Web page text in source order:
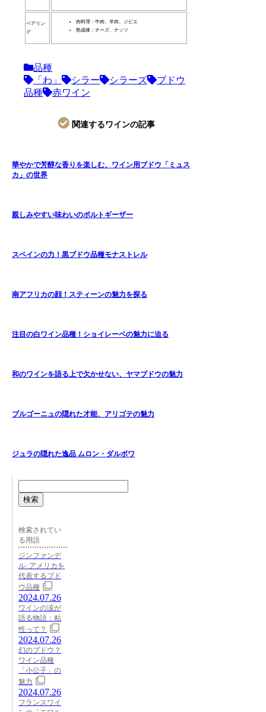
ペアリン
グ
肉料理：牛肉、羊肉、ジビエ
熟成後：チーズ、ナッツ
品種
「わ」
シラー シラーズ
ブドウ
品種
赤ワイン
関連するワインの記事
華やかで芳醇な香りを楽しむ、ワイン用ブドウ「ミュス
カ」の世界
親しみやすい味わいのポルトギーザー
スペインの力！黒ブドウ品種モナストレル
南アフリカの顔！スティーンの魅力を探る
注目の白ワイン品種！ショイレーベの魅力に迫る
和のワインを語る上で欠かせない、ヤマブドウの魅力
ブルゴーニュの隠れた才能、アリゴテの魅力
ジュラの隠れた逸品 ムロン・ダルボワ
検索
検索されてい
る用語
ジンファンデ
ル: アメリカを
代表するブド
ウ品種
2024.07.26
ワインの涙が
語る物語：粘
性って？
2024.07.26
幻のブドウ？
ワイン品種
「小公子」の
魅力
2024.07.26
フランスワイ